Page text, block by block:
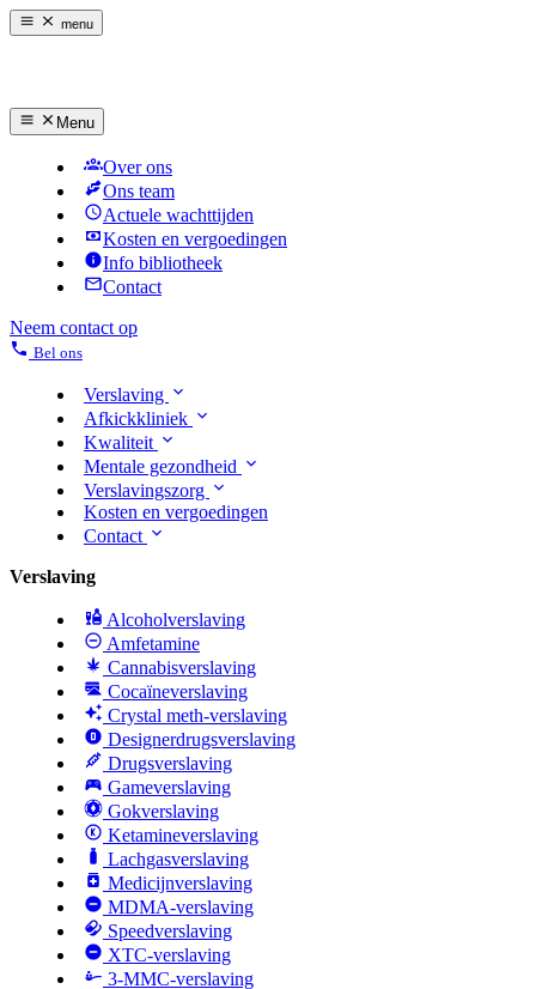
menu
Menu
Over ons
Ons team
Actuele wachttijden
Kosten en vergoedingen
Info bibliotheek
Contact
Neem contact op
Bel ons
Verslaving
Afkickkliniek
Kwaliteit
Mentale gezondheid
Verslavingszorg
Kosten en vergoedingen
Contact
Verslaving
Alcoholverslaving
Amfetamine
Cannabisverslaving
Cocaïneverslaving
Crystal meth-verslaving
Designerdrugsverslaving
Drugsverslaving
Gameverslaving
Gokverslaving
Ketamineverslaving
Lachgasverslaving
Medicijnverslaving
MDMA-verslaving
Speedverslaving
XTC-verslaving
3-MMC-verslaving